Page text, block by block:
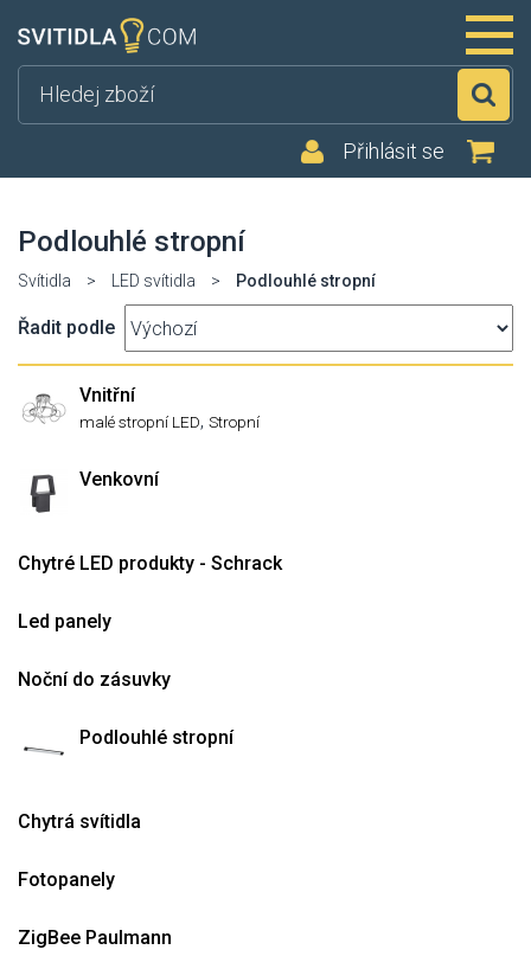
Přihlásit se
Podlouhlé stropní
Svítidla > LED svítidla > Podlouhlé stropní
Řadit podle
Vnitřní
malé stropní LED, Stropní
Venkovní
Chytré LED produkty - Schrack
Led panely
Noční do zásuvky
Podlouhlé stropní
Chytrá svítidla
Fotopanely
ZigBee Paulmann